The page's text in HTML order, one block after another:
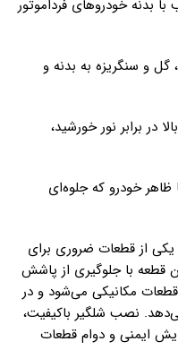
با بدنه خودروهای فرداموتور
و سنگریزه به بدنه و
در برابر نور خورشید،
خودرو که جلوه‌ای
یکی از قطعات ضروری برای
قطعه با جلوگیری از پاشش
مکانیکی می‌شود و در
نصب شلگیر باکیفیت،
ایمنی و دوام قطعات